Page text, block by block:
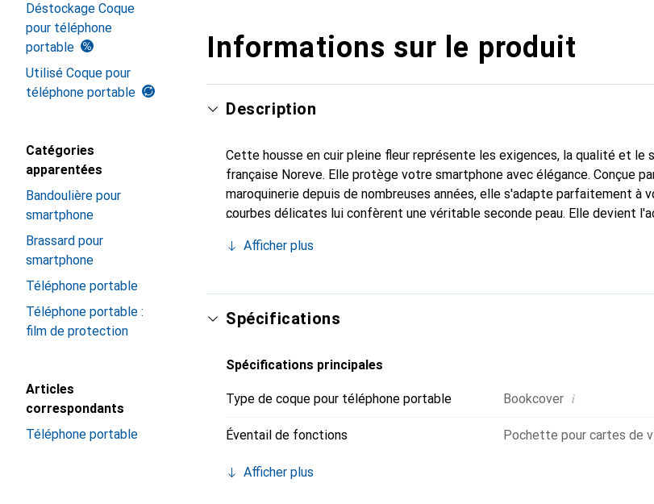
Déstockage Coque
pour téléphone
portable
Utilisé Coque pour
téléphone portable
Catégories
apparentées
Bandoulière pour
smartphone
Brassard pour
smartphone
Téléphone portable
Téléphone portable :
film de protection
Articles
correspondants
Téléphone portable
Informations sur le produit
Description
Cette housse en cuir pleine fleur représente les exigences, la qualité et le
française Noreve. Elle protège votre smartphone avec élégance. Conçue
maroquinerie depuis de nombreuses années, elle s'adapte parfaitement à
courbes délicates lui confèrent une véritable seconde peau. Elle devient
est un choix sûr pour une clientèle exigeante.
Afficher plus
Spécifications
Spécifications principales
Type de coque pour téléphone portable Bookcover i
Éventail de fonctions Pochette pour cartes de
Afficher plus